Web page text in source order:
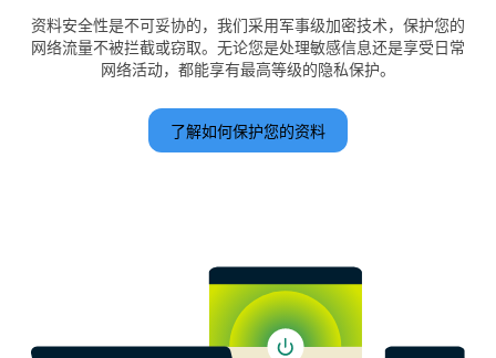
资料安全性是不可妥协的，我们采用军事级加密技术，保护您的
网络流量不被拦截或窃取。无论您是处理敏感信息还是享受日常
网络活动，都能享有最高等级的隐私保护。
了解如何保护您的资料